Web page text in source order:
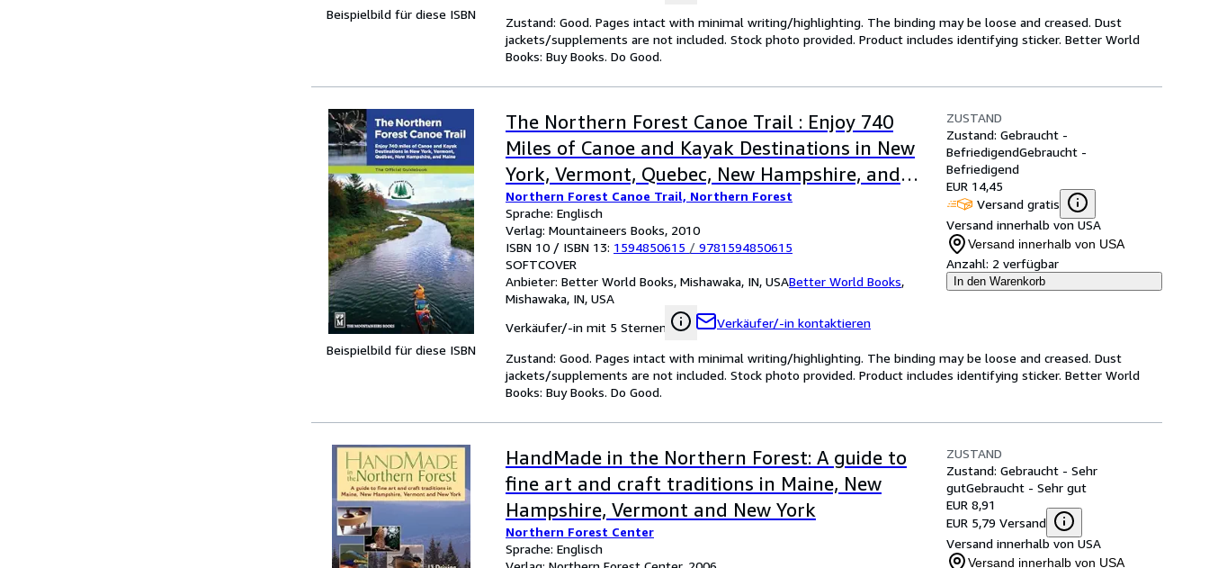
Beispielbild für diese ISBN
Zustand: Good. Pages intact with minimal writing/highlighting. The binding may be loose and creased. Dust
jackets/supplements are not included. Stock photo provided. Product includes identifying sticker. Better World
Books: Buy Books. Do Good.
Beispielbild für diese ISBN
The Northern Forest Canoe Trail : Enjoy 740
Miles of Canoe and Kayak Destinations in New
York, Vermont, Quebec, New Hampshire, and
Maine
Northern Forest Canoe Trail, Northern Forest
Sprache: Englisch
Verlag: Mountaineers Books, 2010
ISBN 10 / ISBN 13: 1594850615 / 9781594850615
SOFTCOVER
Anbieter: Better World Books, Mishawaka, IN, USABetter World Books,
Mishawaka, IN, USA
Verkäufer/-in mit 5 Sternen
Verkäufer/-in kontaktieren
ZUSTAND
Zustand: Gebraucht -
BefriedigendGebraucht -
Befriedigend
EUR 14,45
Versand gratis
Versand innerhalb von USA
Versand innerhalb von USA
Anzahl: 2 verfügbar
In den Warenkorb
Zustand: Good. Pages intact with minimal writing/highlighting. The binding may be loose and creased. Dust
jackets/supplements are not included. Stock photo provided. Product includes identifying sticker. Better World
Books: Buy Books. Do Good.
HandMade in the Northern Forest: A guide to
fine art and craft traditions in Maine, New
Hampshire, Vermont and New York
Northern Forest Center
Sprache: Englisch
ZUSTAND
Zustand: Gebraucht - Sehr
gutGebraucht - Sehr gut
EUR 8,91
EUR 5,79 Versand
Versand innerhalb von USA
Versand innerhalb von USA